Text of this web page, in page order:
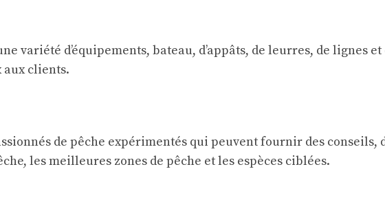
variété d’équipements, bateau, d’appâts, de leurres, de lignes
aux clients.
de pêche expérimentés qui peuvent fournir des conseils,
les meilleures zones de pêche et les espèces ciblées.